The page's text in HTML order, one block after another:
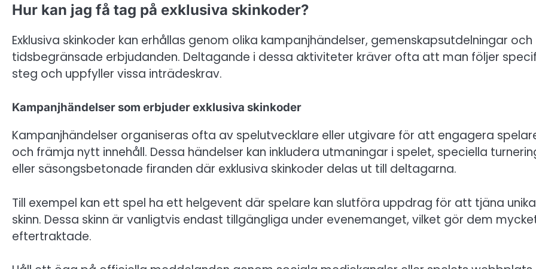
Hur kan jag få tag på exklusiva skinkoder?
Exklusiva skinkoder kan erhållas genom olika kampanjhändelser, gemenskapsutdelningar och
tidsbegränsade erbjudanden. Deltagande i dessa aktiviteter kräver ofta att man följer
steg och uppfyller vissa inträdeskrav.
Kampanjhändelser som erbjuder exklusiva skinkoder
Kampanjhändelser organiseras ofta av spelutvecklare eller utgivare för att engagera
och främja nytt innehåll. Dessa händelser kan inkludera utmaningar i spelet, speciella
eller säsongsbetonade firanden där exklusiva skinkoder delas ut till deltagarna.
Till exempel kan ett spel ha ett helgevent där spelare kan slutföra uppdrag för att tjäna unika
skinn. Dessa skinn är vanligtvis endast tillgängliga under evenemanget, vilket gör dem
eftertraktade.